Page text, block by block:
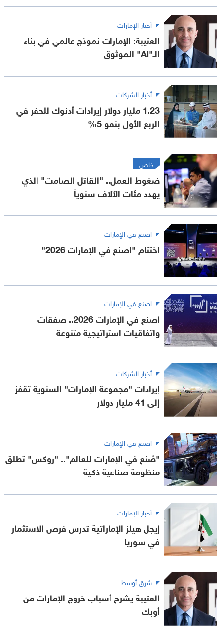
أخبار الإمارات
العتيبة: الإمارات نموذج عالمي في بناء
الـ"AI" الموثوق
أخبار الشركات
1.23 مليار دولار إيرادات أدنوك للحفر في
الربع الأول بنمو 5%
خاص
ضغوط العمل.. "القاتل الصامت" الذي
يهدد مئات الآلاف سنوياً
اصنع في الإمارات
اختتام "اصنع في الإمارات 2026"
اصنع في الإمارات
اصنع في الإمارات 2026.. صفقات
واتفاقيات استراتيجية متنوعة
أخبار الشركات
إيرادات "مجموعة الإمارات" السنوية تقفز
إلى 41 مليار دولار
اصنع في الإمارات
"صُنع في الإمارات للعالم".. "روكس" تطلق
منظومة صناعية ذكية
أخبار الإمارات
إيجل هيلز الإماراتية تدرس فرص الاستثمار
في سوريا
شرق أوسط
العتيبة يشرح أسباب خروج الإمارات من
أوبك